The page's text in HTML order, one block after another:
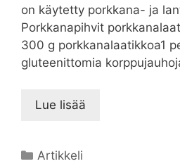
on käytetty porkkana- ja
Porkkanapihvit
300 g porkkanalaatikkoa1
gluteenittomia
Lue lisää
Kategoriat
Artikkeli